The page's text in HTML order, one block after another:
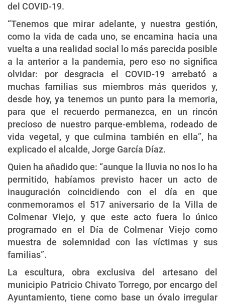
del COVID-19.
“Tenemos que mirar adelante, y nuestra gestión,
como la vida de cada uno, se encamina hacia una
vuelta a una realidad social lo más parecida posible
a la anterior a la pandemia, pero eso no significa
olvidar: por desgracia el COVID-19 arrebató a
muchas familias sus miembros más queridos y,
desde hoy, ya tenemos un punto para la memoria,
para que el recuerdo permanezca, en un rincón
precioso de nuestro parque-emblema, rodeado de
vida vegetal, y que culmina también en ella”, ha
explicado el alcalde, Jorge García Díaz.
Quien ha añadido que: “aunque la lluvia no nos lo ha
permitido, habíamos previsto hacer un acto de
inauguración coincidiendo con el día en que
conmemoramos el 517 aniversario de la Villa de
Colmenar Viejo, y que este acto fuera lo único
programado en el Día de Colmenar Viejo como
muestra de solemnidad con las víctimas y sus
familias”.
La escultura, obra exclusiva del artesano del
municipio Patricio Chivato Torrego, por encargo del
Ayuntamiento, tiene como base un óvalo irregular